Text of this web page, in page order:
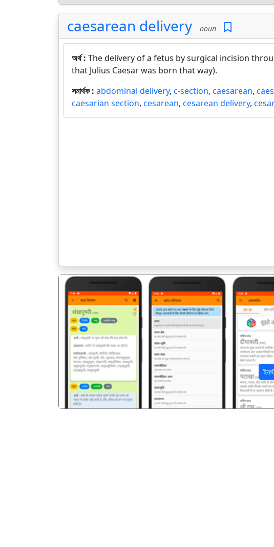
caesarean delivery noun
অর্থ : The delivery of a fetus by surgical incision
that Julius Caesar was born that way).
সমার্থক : abdominal delivery, c-section, caesarean,
caesarian section, cesarean, cesarean delivery,
पिछला